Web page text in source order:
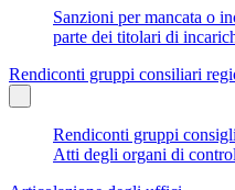
Sanzioni per mancata o
parte dei titolari di
Rendiconti gruppi consiliari
Rendiconti gruppi
Atti degli organi di